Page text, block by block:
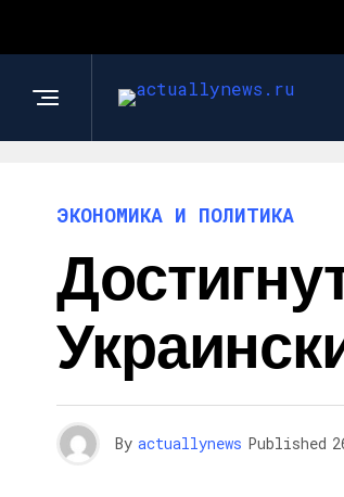
ЭКОНОМИКА И ПОЛИТИКА
By actuallynews Published